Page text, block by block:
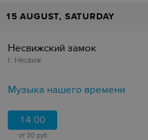
15 AUGUST, SATURDAY
Несвижский замок
г. Несвиж
Музыка нашего времени
14:00
от 30 руб.